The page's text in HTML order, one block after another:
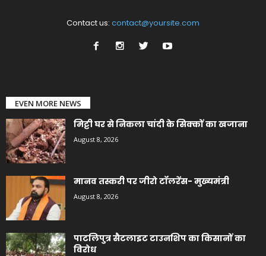
Contact us: contact@yoursite.com
EVEN MORE NEWS
मिट्टी घर से निकला चांदी के सिक्कों का खजाना
August 8, 2026
मानव तस्करी पर जीरो टॉलरेंस- मुख्यमंत्री
August 8, 2026
पाटलिपुत्र सैटलाइट टाउनशिप का किसानों का
विरोध